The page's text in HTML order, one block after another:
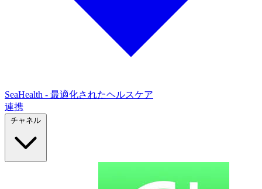
SeaHealth - 最適化されたヘルスケア
連携
チャネル